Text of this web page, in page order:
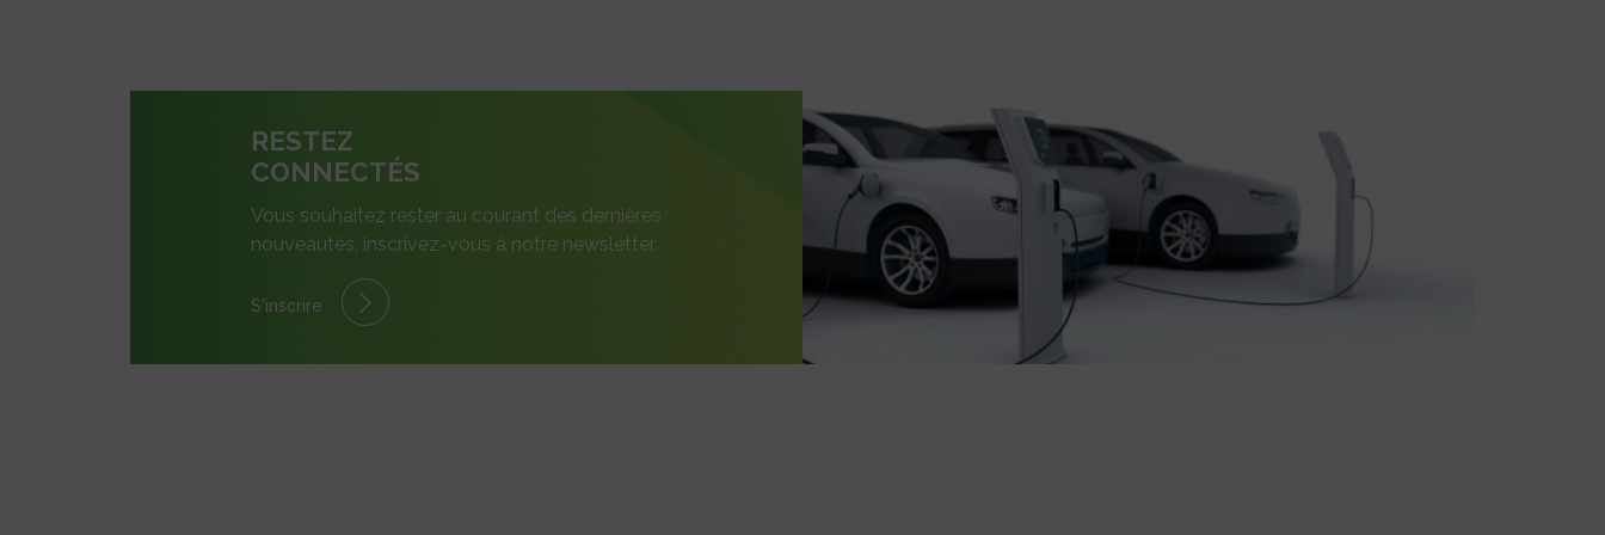
RESTEZ
CONNECTÉS
Vous souhaitez rester au courant des dernières
nouveautés, inscrivez-vous à notre newsletter.
S'inscrire